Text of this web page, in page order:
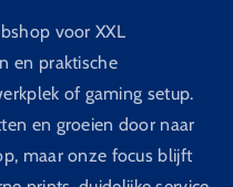
voor XXL
en praktische
of gaming setup.
en groeien door naar
maar onze focus blijft